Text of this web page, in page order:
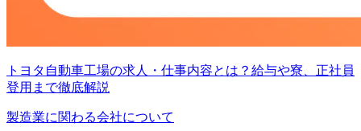
トヨタ自動車工場の求人・仕事内容とは？給与や寮、正社員
登用まで徹底解説
製造業に関わる会社について